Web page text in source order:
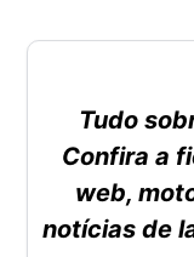
Tudo
Confira a
web,
notícias de